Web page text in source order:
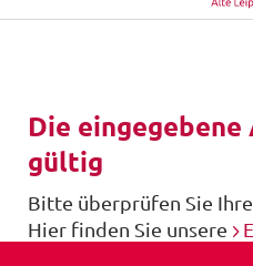
Die
gültig
Bitte überprüfen Sie
Hier finden Sie unsere